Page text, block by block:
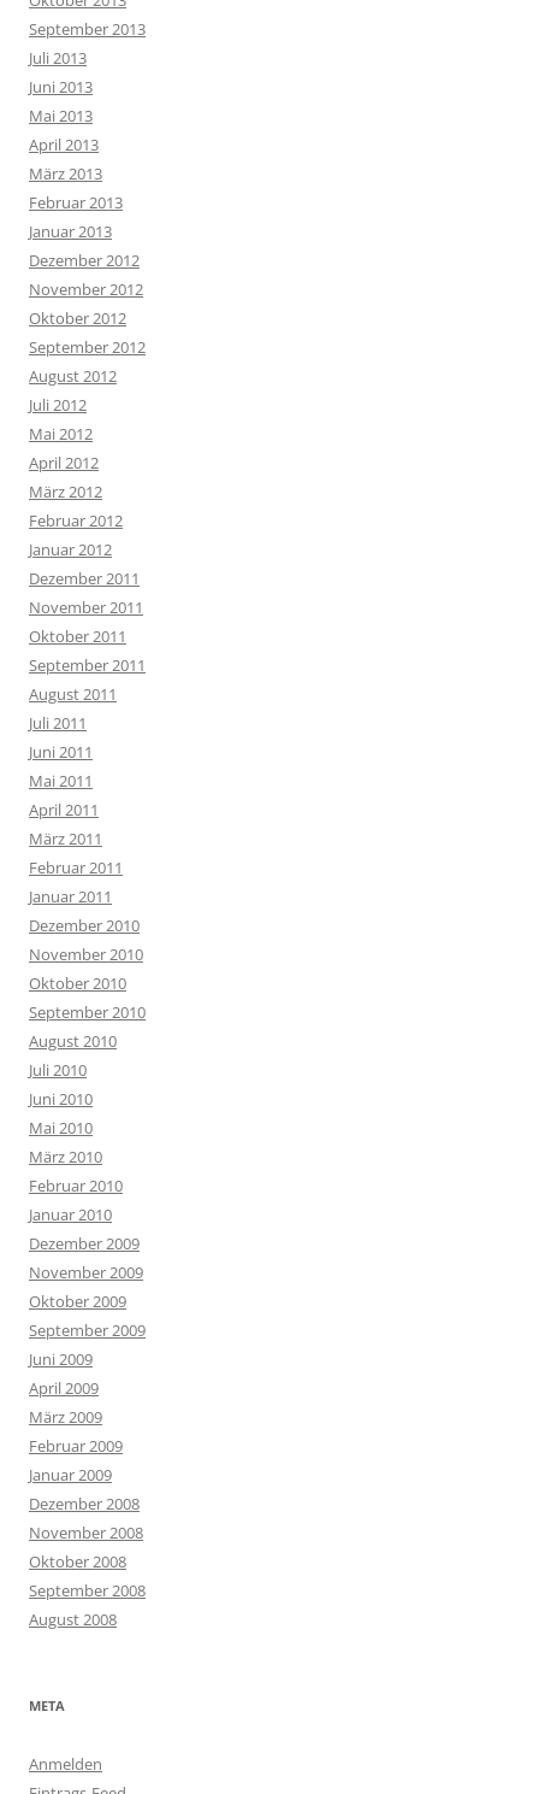
September 2013
Juli 2013
Juni 2013
Mai 2013
April 2013
März 2013
Februar 2013
Januar 2013
Dezember 2012
November 2012
Oktober 2012
September 2012
August 2012
Juli 2012
Mai 2012
April 2012
März 2012
Februar 2012
Januar 2012
Dezember 2011
November 2011
Oktober 2011
September 2011
August 2011
Juli 2011
Juni 2011
Mai 2011
April 2011
März 2011
Februar 2011
Januar 2011
Dezember 2010
November 2010
Oktober 2010
September 2010
August 2010
Juli 2010
Juni 2010
Mai 2010
März 2010
Februar 2010
Januar 2010
Dezember 2009
November 2009
Oktober 2009
September 2009
Juni 2009
April 2009
März 2009
Februar 2009
Januar 2009
Dezember 2008
November 2008
Oktober 2008
September 2008
August 2008
META
Anmelden